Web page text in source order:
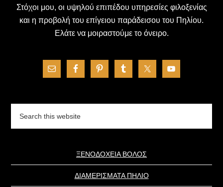
Στόχοι μου, οι υψηλού επιπέδου υπηρεσίες φιλοξενίας
και η προβολή του επίγειου παράδεισου του Πηλίου.
Ελάτε να μοιραστούμε το όνειρο.
ΞΕΝΟΔΟΧΕΙΑ ΒΟΛΟΣ
ΔΙΑΜΕΡΙΣΜΑΤΑ ΠΗΛΙΟ